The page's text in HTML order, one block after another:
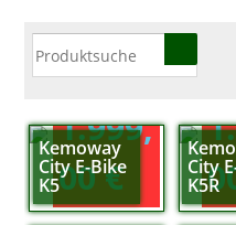
Kemoway
City E-Bike
K5
1.999,
00€ City
K5R